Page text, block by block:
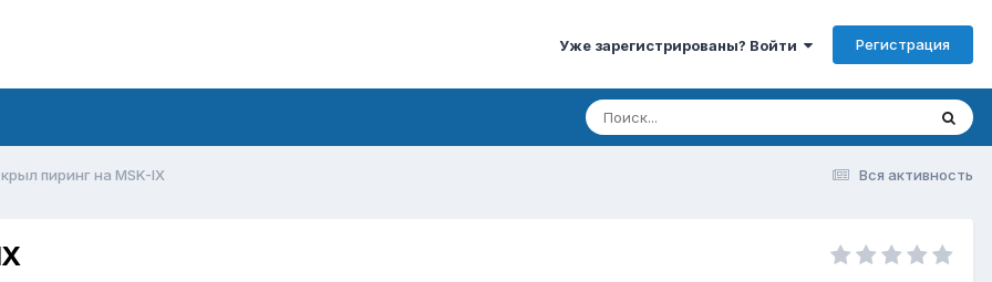
Уже зарегистрированы? Войти Регистрация
Вся активность
пиринг на MSK-IX